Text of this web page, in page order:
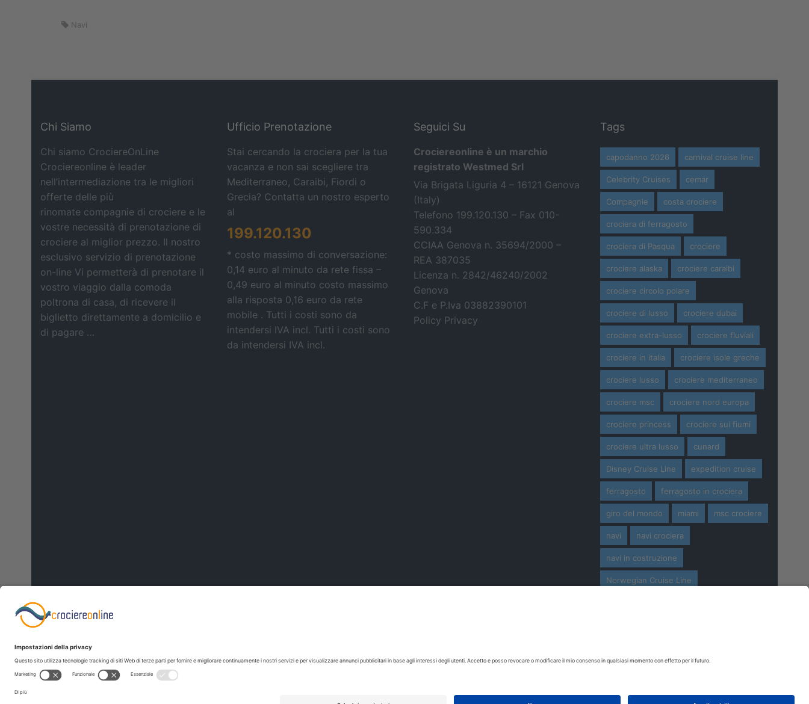
Navi
Chi Siamo
Chi siamo CrociereOnLine
Crociereonline è leader
nell’intermediazione tra le migliori
offerte delle più
rinomate compagnie di crociere e le
vostre necessità di prenotazione di
crociere al miglior prezzo. Il nostro
esclusivo servizio di prenotazione
on-line Vi permetterà di prenotare il
vostro viaggio dalla comoda
poltrona di casa, di ricevere il
biglietto direttamente a domicilio e
di pagare …
Ufficio Prenotazione
Stai cercando la crociera per la tua
vacanza e non sai scegliere tra
Mediterraneo, Caraibi, Fiordi o
Grecia? Contatta un nostro esperto
al
199.120.130
* costo massimo di conversazione:
0,14 euro al minuto da rete fissa –
0,49 euro al minuto costo massimo
alla risposta 0,16 euro da rete
mobile . Tutti i costi sono da
intendersi IVA incl. Tutti i costi sono
da intendersi IVA incl.
Seguici Su
Crociereonline è un marchio
registrato Westmed Srl
Via Brigata Liguria 4 – 16121 Genova
(Italy)
Telefono 199.120.130 – Fax 010-
590.334
CCIAA Genova n. 35694/2000 –
REA 387035
Licenza n. 2842/46240/2002
Genova
C.F e P.Iva 03882390101
Policy Privacy
Tags
capodanno 2026 carnival cruise line
Celebrity Cruises cemar
Compagnie costa crociere
crociera di ferragosto
crociera di Pasqua crociere
crociere alaska crociere caraibi
crociere circolo polare
crociere di lusso crociere dubai
crociere extra-lusso crociere fluviali
crociere in italia crociere isole greche
crociere lusso crociere mediterraneo
crociere msc crociere nord europa
crociere princess crociere sui fiumi
crociere ultra lusso cunard
Disney Cruise Line expedition cruise
ferragosto ferragosto in crociera
giro del mondo miami msc crociere
navi navi crociera
navi in costruzione
Norwegian Cruise Line